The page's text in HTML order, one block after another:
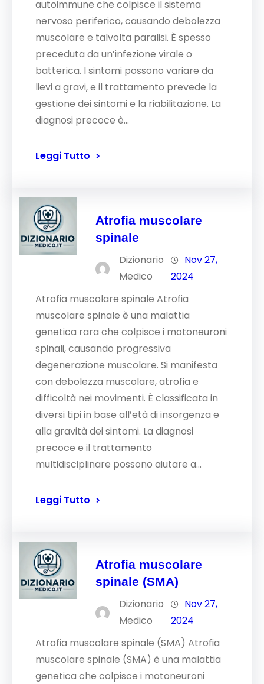
autoimmune che colpisce il sistema
nervoso periferico, causando debolezza
muscolare e talvolta paralisi. È spesso
preceduta da un’infezione virale o
batterica. I sintomi possono variare da
lievi a gravi, e il trattamento prevede la
gestione dei sintomi e la riabilitazione. La
diagnosi precoce è…
Leggi Tutto
Atrofia muscolare
spinale
Dizionario
Medico
Nov 27,
2024
Atrofia muscolare spinale Atrofia
muscolare spinale è una malattia
genetica rara che colpisce i motoneuroni
spinali, causando progressiva
degenerazione muscolare. Si manifesta
con debolezza muscolare, atrofia e
difficoltà nei movimenti. È classificata in
diversi tipi in base all’età di insorgenza e
alla gravità dei sintomi. La diagnosi
precoce e il trattamento
multidisciplinare possono aiutare a…
Leggi Tutto
Atrofia muscolare
spinale (SMA)
Dizionario
Medico
Nov 27,
2024
Atrofia muscolare spinale (SMA) Atrofia
muscolare spinale (SMA) è una malattia
genetica che colpisce i motoneuroni